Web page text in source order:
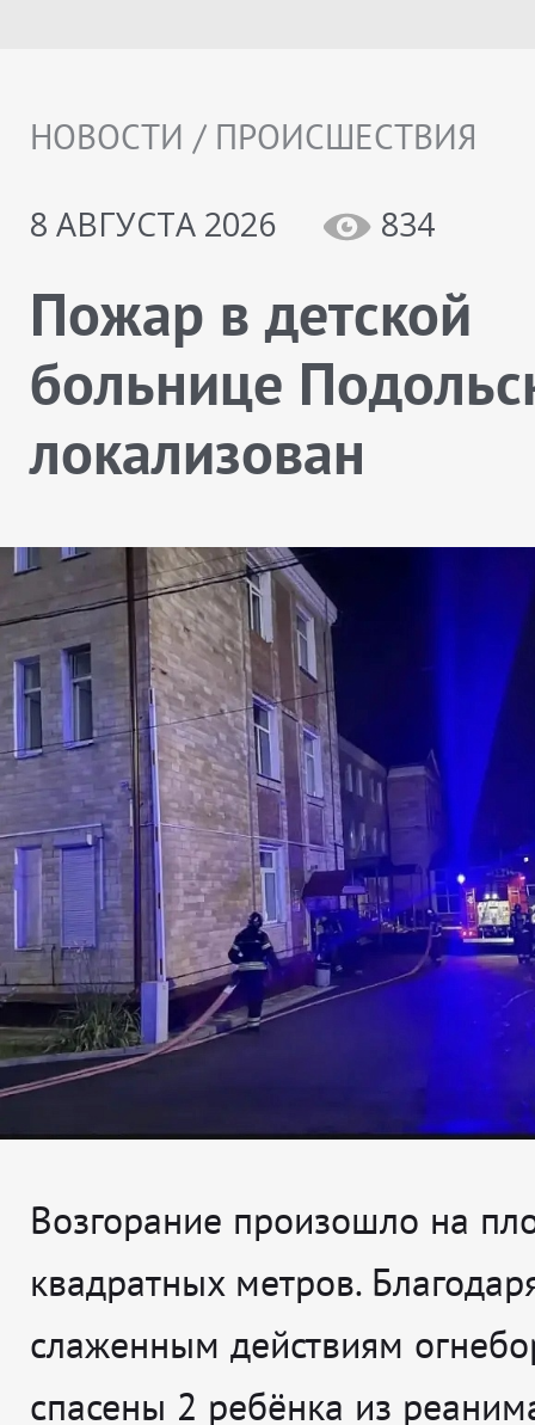
НОВОСТИ / ПРОИСШЕСТВИЯ
8 АВГУСТА 2026
834
Пожар в детской
больнице
локализован
Возгорание произошло на
квадратных метров.
слаженным действиям
спасены 2 ребёнка из